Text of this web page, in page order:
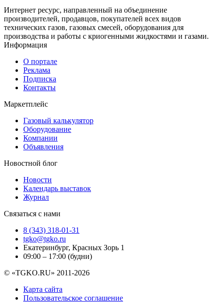
Интернет ресурс, направленный на объединение
производителей, продавцов, покупателей всех видов
технических газов, газовых смесей, оборудования для
производства и работы с криогенными жидкостями и газами.
Информация
О портале
Реклама
Подписка
Контакты
Маркетплейс
Газовый калькулятор
Оборудование
Компании
Объявления
Новостной блог
Новости
Календарь выставок
Журнал
Связаться с нами
8 (343) 318-01-31
tgko@tgko.ru
Екатеринбург, Красных Зорь 1
09:00 – 17:00 (будни)
© «TGKO.RU» 2011-2026
Карта сайта
Пользовательское соглашение